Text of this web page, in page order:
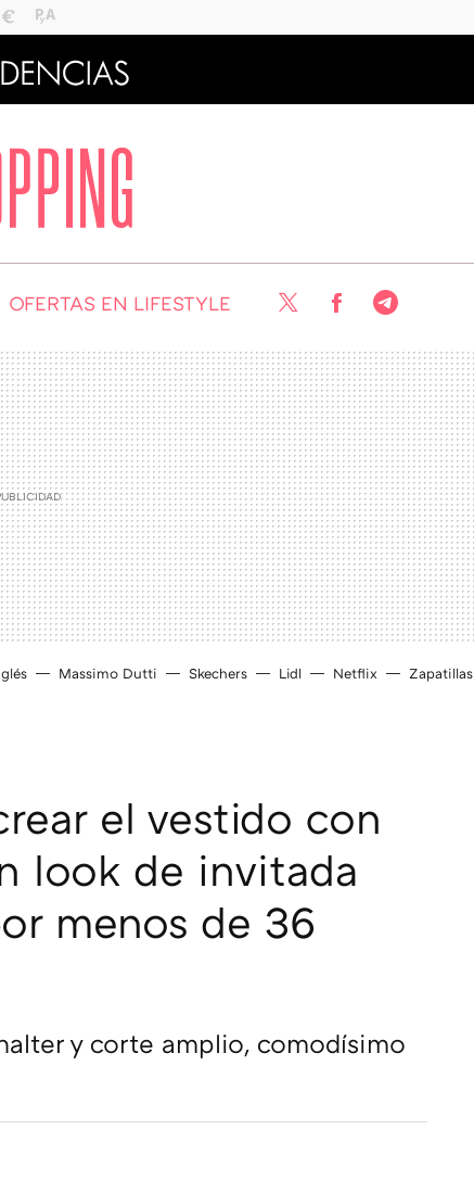
OFERTAS EN LIFESTYLE Twitter Facebook
Massimo Dutti Skechers Lidl Netflix Zapatillas
el vestido con
look de invitada
menos de 36
y corte amplio, comodísimo